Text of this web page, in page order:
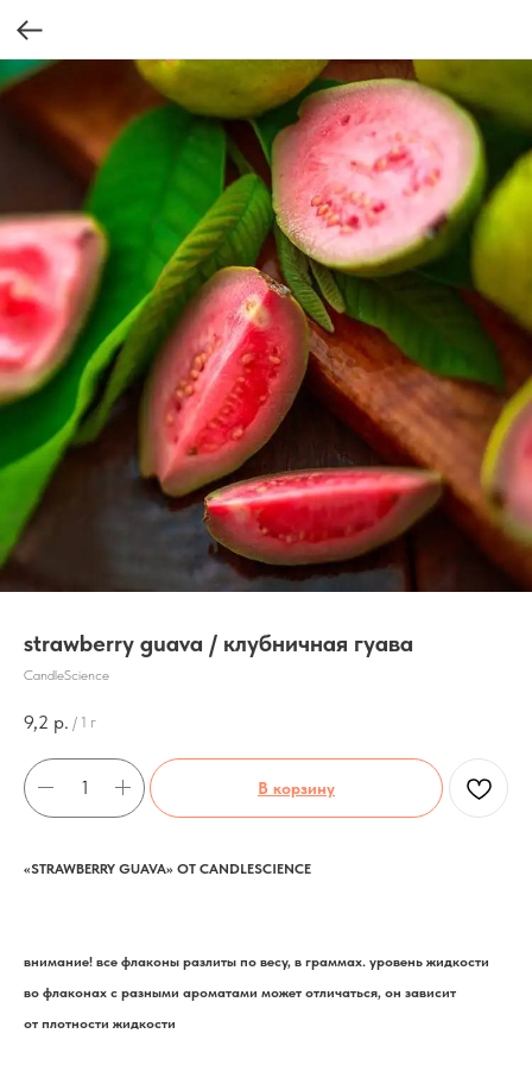
strawberry guava / клубничная гуава
CandleScience
9,2 р. / 1 г
В корзину
«STRAWBERRY GUAVA» ОТ CANDLESCIENCE
внимание! все флаконы разлиты по весу, в граммах. уровень жидкости
во флаконах с разными ароматами может отличаться, он зависит
от плотности жидкости